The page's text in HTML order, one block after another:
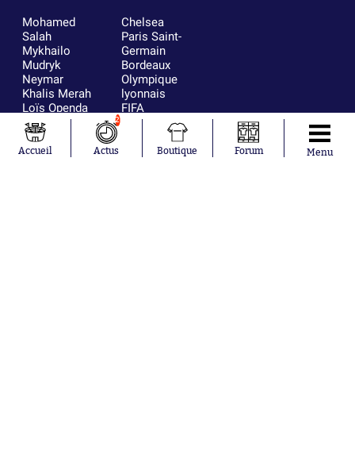
Mohamed
Salah
Mykhailo
Mudryk
Neymar
Khalis Merah
Loïs Openda
Moussa
Niakhaté
Nicolás
Chelsea
Paris Saint-
Germain
Bordeaux
Olympique
lyonnais
FIFA
Real Madrid
RC Strasbourg
AC Milan
Accueil
2
Actus Boutique Forum Menu